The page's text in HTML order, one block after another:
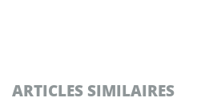
ARTICLES SIMILAIRES